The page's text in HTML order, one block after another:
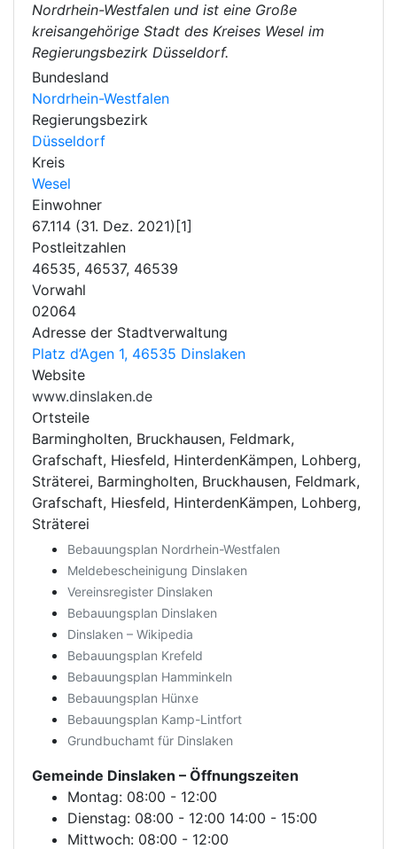
Nordrhein-Westfalen und ist eine Große
kreisangehörige Stadt des Kreises Wesel im
Regierungsbezirk Düsseldorf.
Bundesland
Nordrhein-Westfalen
Regierungsbezirk
Düsseldorf
Kreis
Wesel
Einwohner
67.114 (31. Dez. 2021)[1]
Postleitzahlen
46535, 46537, 46539
Vorwahl
02064
Adresse der Stadtverwaltung
Platz d’Agen 1, 46535 Dinslaken
Website
www.dinslaken.de
Ortsteile
Barmingholten, Bruckhausen, Feldmark,
Grafschaft, Hiesfeld, HinterdenKämpen, Lohberg,
Sträterei, Barmingholten, Bruckhausen, Feldmark,
Grafschaft, Hiesfeld, HinterdenKämpen, Lohberg,
Sträterei
Bebauungsplan Nordrhein-Westfalen
Meldebescheinigung Dinslaken
Vereinsregister Dinslaken
Bebauungsplan Dinslaken
Dinslaken – Wikipedia
Bebauungsplan Krefeld
Bebauungsplan Hamminkeln
Bebauungsplan Hünxe
Bebauungsplan Kamp-Lintfort
Grundbuchamt für Dinslaken
Gemeinde Dinslaken – Öffnungszeiten
Montag: 08:00 - 12:00
Dienstag: 08:00 - 12:00 14:00 - 15:00
Mittwoch: 08:00 - 12:00